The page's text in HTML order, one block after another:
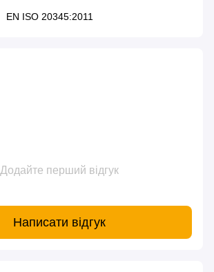
EN ISO 20345:2011
Додайте перший відгук
Написати відгук